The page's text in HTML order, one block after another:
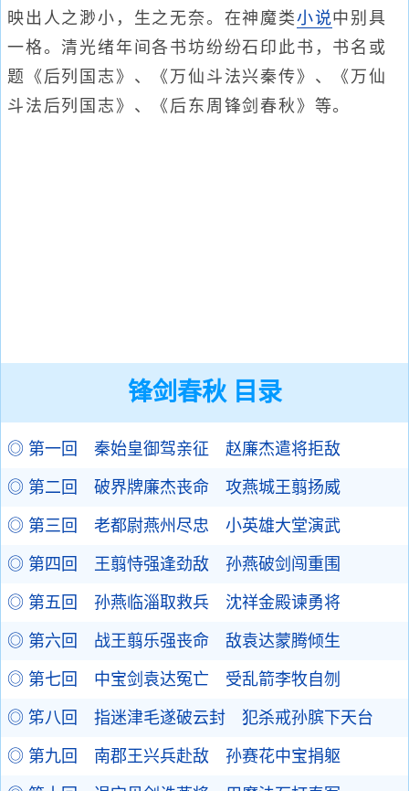
映出人之渺小，生之无奈。在神魔类小说中别具
一格。清光绪年间各书坊纷纷石印此书，书名或
题《后列国志》、《万仙斗法兴秦传》、《万仙
斗法后列国志》、《后东周锋剑春秋》等。
锋剑春秋 目录
◎ 第一回 秦始皇御驾亲征 赵廉杰遣将拒敌
◎ 第二回 破界牌廉杰丧命 攻燕城王翦扬威
◎ 第三回 老都尉燕州尽忠 小英雄大堂演武
◎ 第四回 王翦恃强逢劲敌 孙燕破剑闯重围
◎ 第五回 孙燕临淄取救兵 沈祥金殿谏勇将
◎ 第六回 战王翦乐强丧命 敌袁达蒙腾倾生
◎ 第七回 中宝剑袁达冤亡 受乱箭李牧自刎
◎ 笫八回 指迷津毛遂破云封 犯杀戒孙膑下天台
◎ 第九回 南郡王兴兵赴敌 孙赛花中宝捐躯